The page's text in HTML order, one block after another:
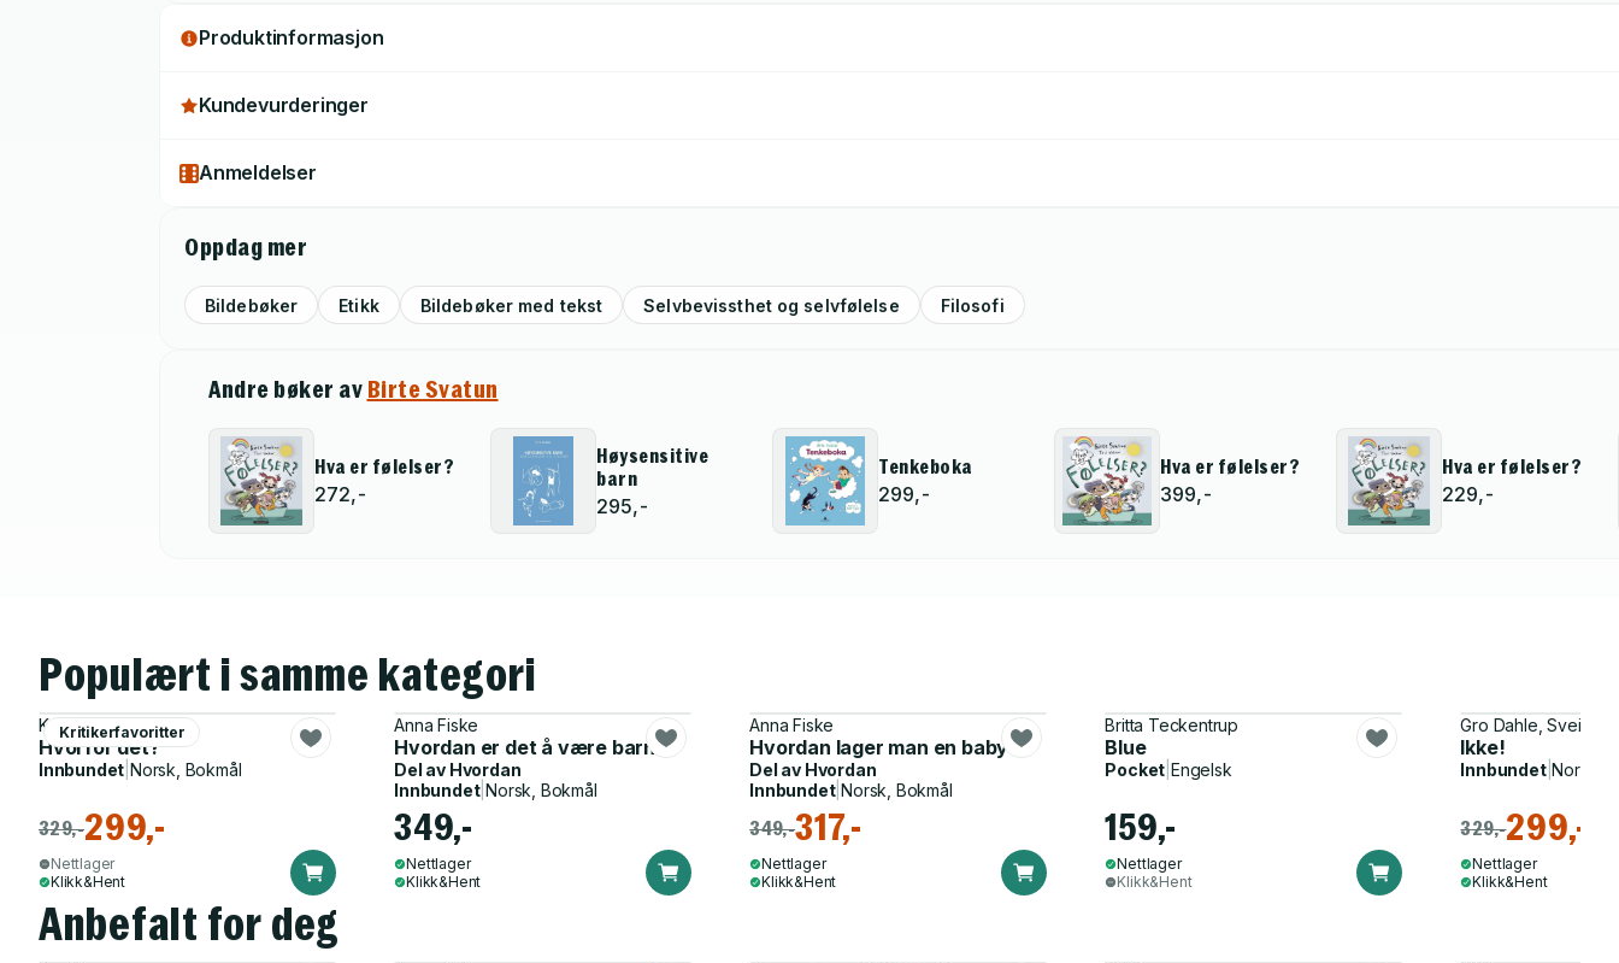
Produktinformasjon
Kundevurderinger
Anmeldelser
Oppdag mer
Bildebøker Etikk Bildebøker med tekst Selvbevissthet og selvfølelse Filosofi
Andre bøker av Birte Svatun
Hva er følelser?
272,-
Høysensitive
barn
295,-
Tenkeboka
299,-
Hva er følelser?
399,-
Hva er følelser?
229,-
Populært i samme kategori
Kritikerfavoritter
Kaia Dahle Nyhus
Hvorfor det?
Innbundet |Norsk, Bokmål
329,-299,-
Nettlager
Klikk&Hent
Anna Fiske
Hvordan er det å være barn?
Del av Hvordan
Innbundet|Norsk, Bokmål
349,-
Nettlager
Klikk&Hent
Anna Fiske
Hvordan lager man en baby?
Del av Hvordan
Innbundet|Norsk, Bokmål
349,-317,-
Nettlager
Klikk&Hent
Britta Teckentrup
Blue
Pocket Engelsk
159,-
Nettlager
Klikk&Hent
Gro Dahle, Svein
Ikke!
Innbundet|Norsk,
329,-299,-
Nettlager
Klikk&Hent
Anbefalt for deg